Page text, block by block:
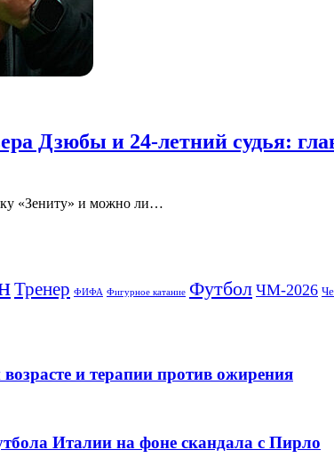
Дзюбы и 24-летний судья:
«Зениту» и можно ли…
Тренер ФИФА Фигурное катание Футбол ЧМ-2026
и терапии против ожирения
Италии на фоне скандала с Пирло